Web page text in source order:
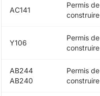
AC141
Permis de
construire
Y106
Permis de
construire
AB244
AB240
Permis de
construire